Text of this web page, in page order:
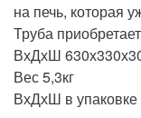
на печь, которая
Труба
ВхДхШ
Вес 5,3кг
ВхДхШ в